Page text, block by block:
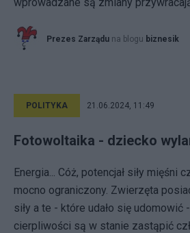
Prezes Zarządu na blogu biznesik
POLITYKA 21.06.2024, 11:49
Fotowoltaika - dziecko
Energia... Cóż, potencjał siły mięśni
mocno ograniczony. Zwierzęta
siły a te - które udało się udomowić
cierpliwości są w stanie zastąpić